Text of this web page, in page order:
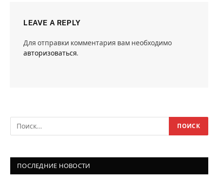
LEAVE A REPLY
Для отправки комментария вам необходимо
авторизоваться.
ПОСЛЕДНИЕ НОВОСТИ